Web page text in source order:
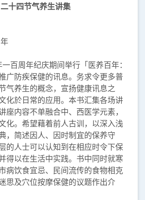
十四节气养生讲集
百周年纪庆期间举行「医养百年：
广防疾保健的讯息。务求令更多普
气养生的概念，宣扬健康讯息之
化於日常的应用。本书汇集各场讲
座内容不单融合中、西医学元素，
化。希望藉着前人古训，以深入浅
，简述因人、因时制宜的保养守
的人士可以认知到在相应时令下保
得以在生活中实践。书中同时就寒
病饮食宜忌、民间流传的食物相克
思及穴位按摩保健的议题作出介